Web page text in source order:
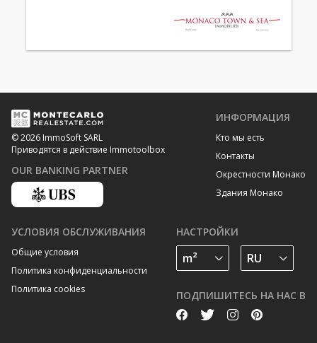
© 2026 ImmoSoft SARL
Приводятся в действие Immotoolbox
OUR BANKING PARTNER
ИНФОРМАЦИЯ
Кто мы есть
Контакты
Окрестности Монако
Здания Монако
УСЛОВИЯ ОБСЛУЖИВАНИЯ
Общие условия
Политика конфиденциальности
Политика cookies
НАСТРОЙКИ
ПОДПИШИТЕСЬ НА НАС В